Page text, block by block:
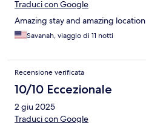
Traduci con Google
Amazing stay and amazing location
Savanah, viaggio di 11 notti
Recensione verificata
10/10 Eccezionale
2 giu 2025
Traduci con Google